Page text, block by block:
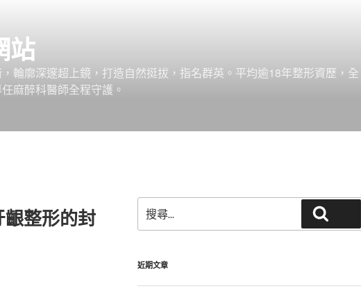
站
輪廓深邃超上鏡，打造自然挺拔，指名群英。平均逾18年整形資歷，全
麻醉科醫師全程守護。
整形的封
尋
關
字:
近期文章